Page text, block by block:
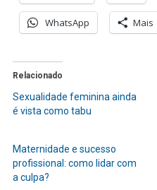
WhatsApp Mais
Relacionado
Sexualidade feminina ainda
é vista como tabu
Maternidade e sucesso
profissional: como lidar com
a culpa?